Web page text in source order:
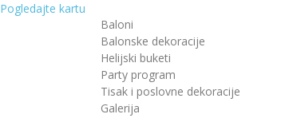
Pogledajte kartu
Baloni
Balonske dekoracije
Helijski buketi
Party program
Tisak i poslovne dekoracije
Galerija